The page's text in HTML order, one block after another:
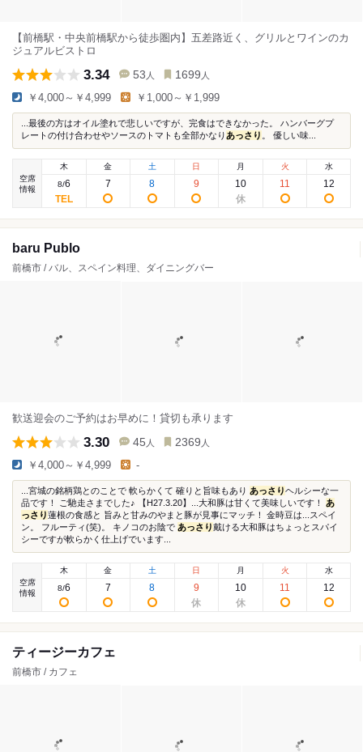
【前橋駅・中央前橋駅から徒歩圏内】五差路近く、グリルとワインのカ
ジュアルビストロ
3.34 53 人 1699 人
￥4,000～￥4,999 ￥1,000～￥1,999
...最後の方はオイル塗れで悲しいですが、完食はできなかった。 ハンバーグプ
レートの付け合わせやソースのトマトも全部かなり あっさり 。 優しい味...
空席
情報
木
8/6
金
7
土
8
日
9
月
10
火
11
水
12
baru Publo
前橋市 / バル、スペイン料理、ダイニングバー
歓送迎会のご予約はお早めに！貸切も承ります
3.30 45 人 2369 人
￥4,000～￥4,999 -
...宮城の銘柄鶏とのことで 軟らかくて 確りと旨味もあり あっさりヘルシーな一
品です！ ご馳走さまでした♪ 【H27.3.20】...大和豚は甘くて美味しいです！ あ
っさり蓮根の食感と 旨みと甘みのやまと豚が見事にマッチ！ 金時豆は...スペイ
ン。 フルーティ(笑)。 キノコのお陰で あっさり戴ける大和豚はちょっとスパイ
シーですが軟らかく仕上げでいます...
空席
情報
木
8/6
金
7
土
8
日
9
月
10
火
11
水
12
ティージーカフェ
前橋市 / カフェ